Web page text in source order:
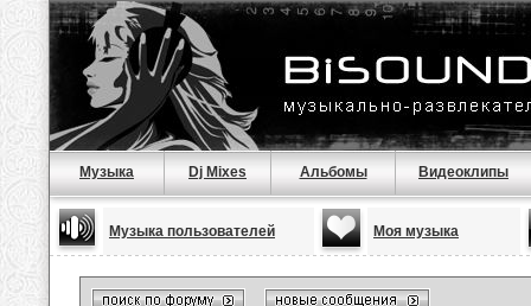
Музыка Dj Mixes Альбомы Видеоклипы
Музыка пользователей Моя музыка